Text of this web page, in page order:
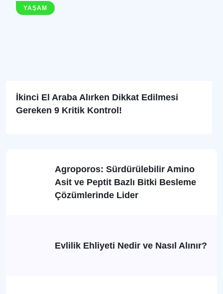
YAŞAM
İkinci El Araba Alırken Dikkat Edilmesi
Gereken 9 Kritik Kontrol!
Agroporos: Sürdürülebilir Amino
Asit ve Peptit Bazlı Bitki Besleme
Çözümlerinde Lider
Evlilik Ehliyeti Nedir ve Nasıl Alınır?